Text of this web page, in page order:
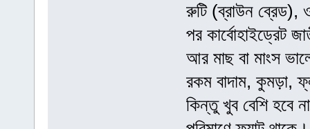
রুটি (ব্রাউন ব্রেড),
পর কার্বোহাইড্রেট
আর মাছ বা মাংস
রকম বাদাম, কুমড়া,
কিন্তু খুব বেশি হবে